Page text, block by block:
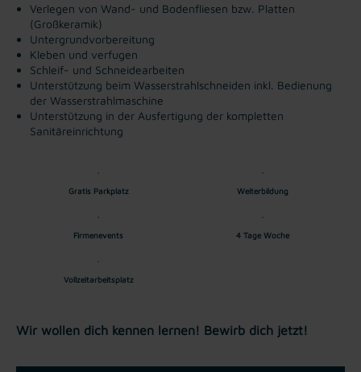
Verlegen von Wand- und Bodenfliesen bzw. Platten
(Großkeramik)
Untergrundvorbereitung
Kleben und verfugen
Schleif- und Schneidearbeiten
Unterstützung beim Wasserstrahlschneiden inkl. Bedienung
der Wasserstrahlmaschine
Unterstützung in der Ausfertigung der kompletten
Sanitäreinrichtung
Gratis Parkplatz Weiterbildung
Firmenevents 4 Tage Woche
Vollzeitarbeitsplatz
Wir wollen dich kennen lernen! Bewirb dich jetzt!